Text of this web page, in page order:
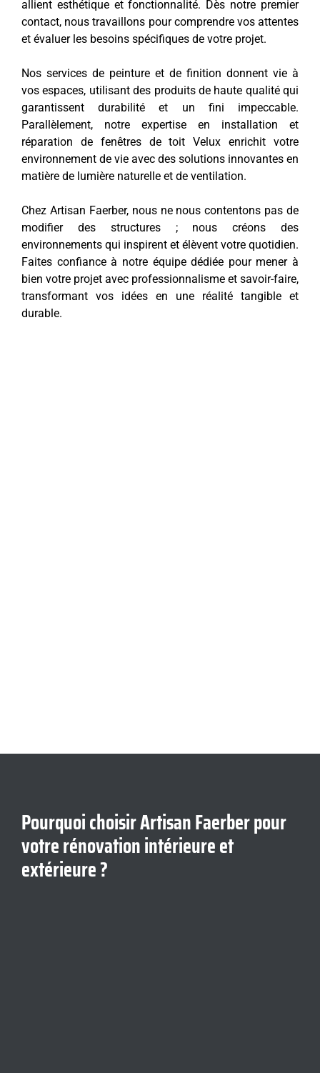
allient esthétique et fonctionnalité. Dès notre premier
contact, nous travaillons pour comprendre vos attentes
et évaluer les besoins spécifiques de votre projet.
Nos services de peinture et de finition donnent vie à
vos espaces, utilisant des produits de haute qualité qui
garantissent durabilité et un fini impeccable.
Parallèlement, notre expertise en installation et
réparation de fenêtres de toit Velux enrichit votre
environnement de vie avec des solutions innovantes en
matière de lumière naturelle et de ventilation.
Chez Artisan Faerber, nous ne nous contentons pas de
modifier des structures ; nous créons des
environnements qui inspirent et élèvent votre quotidien.
Faites confiance à notre équipe dédiée pour mener à
bien votre projet avec professionnalisme et savoir-faire,
transformant vos idées en une réalité tangible et
durable.
Pourquoi choisir Artisan Faerber pour
votre rénovation intérieure et
extérieure ?